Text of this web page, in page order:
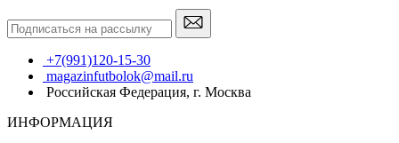
+7(991)120-15-30
magazinfutbolok@mail.ru
Российская Федерация, г. Москва
ИНФОРМАЦИЯ